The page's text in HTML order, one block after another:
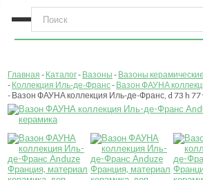
Главная Каталог Вазоны
Вазоны
Коллекция Иль-де-Франс Вазон ФАУНА
Вазон ФАУНА коллекция Иль-де-Франс, d 73 h 77